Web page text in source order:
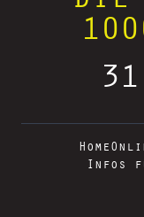
Home
Infos